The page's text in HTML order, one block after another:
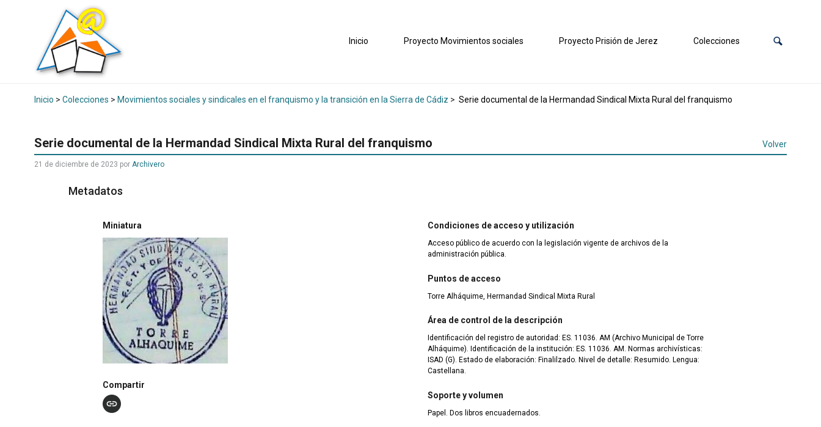
Inicio Proyecto Movimientos sociales Proyecto Prisión de Jerez Colecciones
Inicio > Colecciones > Movimientos sociales y sindicales en el franquismo y la transición en la Sierra de Cádiz > Serie documental de la Hermandad Sindical Mixta Rural del franquismo
Serie documental de la Hermandad Sindical Mixta Rural del franquismo Volver
21 de diciembre de 2023 por Archivero
Metadatos
Miniatura
Compartir
Condiciones de acceso y utilización
Acceso público de acuerdo con la legislación vigente de archivos de la
administración pública.
Puntos de acceso
Torre Alháquime, Hermandad Sindical Mixta Rural
Área de control de la descripción
Identificación del registro de autoridad: ES. 11036. AM (Archivo Municipal de Torre
Alháquime). Identificación de la institución: ES. 11036. AM. Normas archivísticas:
ISAD (G). Estado de elaboración: Finalilzado. Nivel de detalle: Resumido. Lengua:
Castellana.
Soporte y volumen
Papel. Dos libros encuadernados.